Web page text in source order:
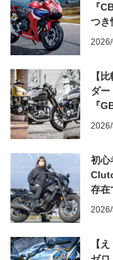
『
つき
2026/
【
ダー
『
初心
存在
2026/
【